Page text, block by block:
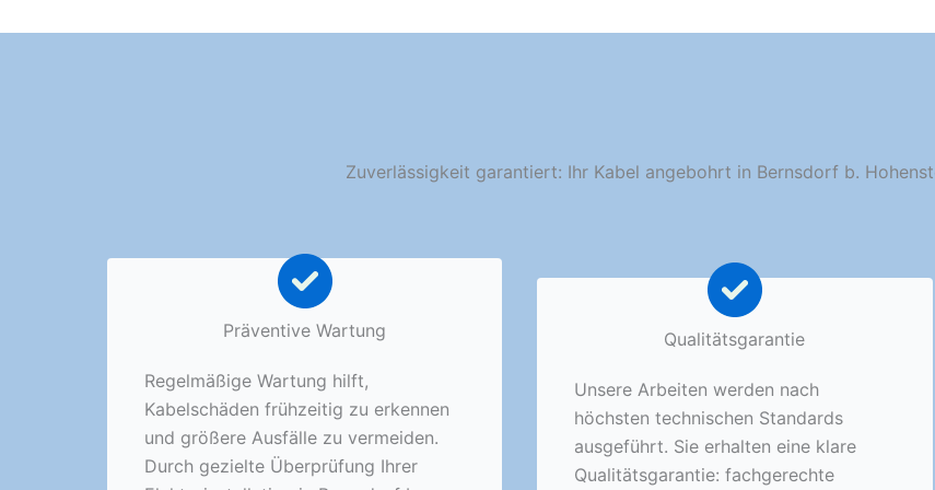
Zuverlässigkeit garantiert: Ihr Kabel angebohrt in Bernsdorf b.
Präventive Wartung
Regelmäßige Wartung hilft,
Kabelschäden frühzeitig zu erkennen
und größere Ausfälle zu vermeiden.
Durch gezielte Überprüfung Ihrer
Qualitätsgarantie
Unsere Arbeiten werden nach
höchsten technischen Standards
ausgeführt. Sie erhalten eine klare
Qualitätsgarantie: fachgerechte